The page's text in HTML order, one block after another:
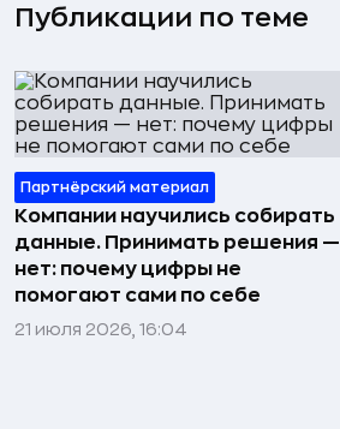
Публикации по теме
Партнёрский материал
Компании научились собирать
данные. Принимать решения —
нет: почему цифры не
помогают сами по себе
21 июля 2026, 16:04